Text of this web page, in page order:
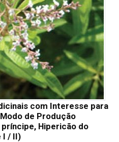
com Interesse para
de Produção
Hipericão do
I / II)